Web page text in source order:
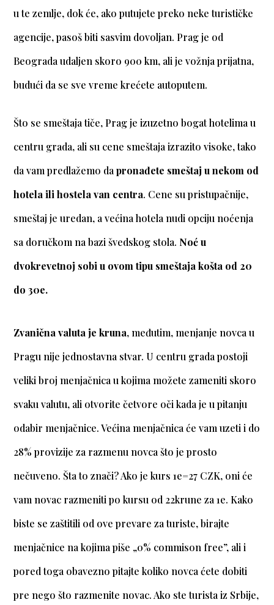
u te zemlje, dok će, ako putujete preko neke turističke
agencije, pasoš biti sasvim dovoljan. Prag je od
Beograda udaljen skoro 900 km, ali je vožnja prijatna,
budući da se sve vreme krećete autoputem.
Što se smeštaja tiče, Prag je izuzetno bogat hotelima u
centru grada, ali su cene smeštaja izrazito visoke, tako
da vam predlažemo dapronađete smeštaj u nekom od
hotela ili hostela van centra. Cene su pristupačnije,
smeštaj je uredan, a većina hotela nudi opciju noćenja
sa doručkom na bazi švedskog stola. Noć u
dvokrevetnoj sobi u ovom tipu smeštaja košta od 20
do 30e.
Zvanična valuta je kruna, međutim, menjanje novca u
Pragu nije jednostavna stvar. U centru grada postoji
veliki broj menjačnica u kojima možete zameniti skoro
svaku valutu, ali otvorite četvore oči kada je u pitanju
odabir menjačnice. Većina menjačnica će vam uzeti i do
28% provizije za razmenu novca što je prosto
nečuveno. Šta to znači? Ako je kurs 1e=27 CZK, oni će
vam novac razmeniti po kursu od 22krune za 1e. Kako
biste se zaštitili od ove prevare za turiste, birajte
menjačnice na kojima piše „0% commison free”, ali i
pored toga obavezno pitajte koliko novca ćete dobiti
pre nego što razmenite novac. Ako ste turista iz Srbije,